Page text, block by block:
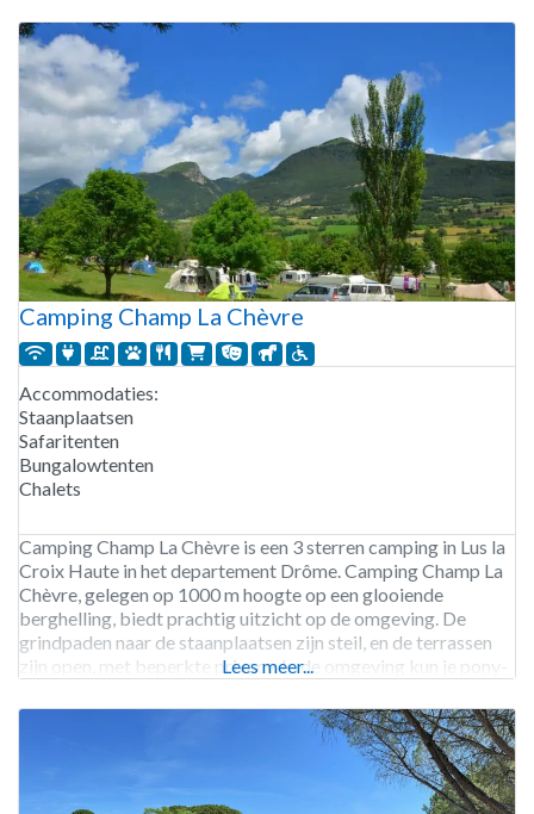
maken. De camping
Camping Champ La Chèvre
Accommodaties:
Staanplaatsen
Safaritenten
Bungalowtenten
Chalets
Camping Champ La Chèvre is een 3 sterren camping in Lus la
Croix Haute in het departement Drôme. Camping Champ La
Chèvre, gelegen op 1000 m hoogte op een glooiende
berghelling, biedt prachtig uitzicht op de omgeving. De
grindpaden naar de staanplaatsen zijn steil, en de terrassen
zijn open, met beperkte privacy. In de omgeving kun je pony-
Lees meer...